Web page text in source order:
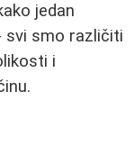
jedan
svi smo različiti
i